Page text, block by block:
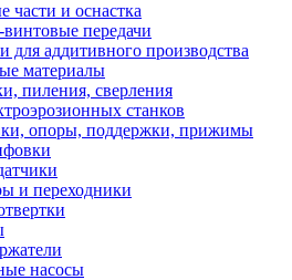
части и оснастка
передачи
для аддитивного производства
материалы
пиления, сверления
станков
опоры, поддержки, прижимы
и переходники
насосы